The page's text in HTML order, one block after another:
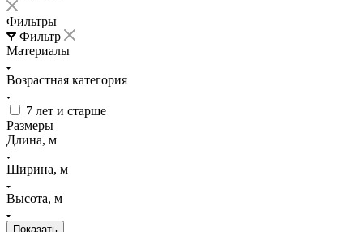
Фильтры
Фильтр
Материалы
Возрастная категория
7 лет и старше
Размеры
Длина, м
Ширина, м
Высота, м